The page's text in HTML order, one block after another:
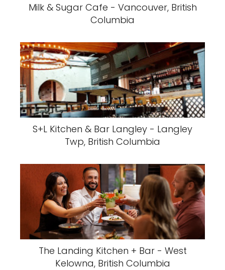
Milk & Sugar Cafe - Vancouver, British
Columbia
S+L Kitchen & Bar Langley - Langley
Twp, British Columbia
The Landing Kitchen + Bar - West
Kelowna, British Columbia